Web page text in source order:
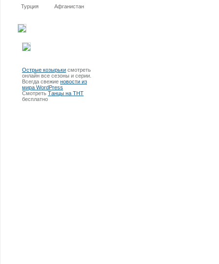
Турция Афганистан
Острые козырьки смотреть
онлайн все сезоны и серии.
Всегда свежие новости из
мира WordPress
Смотреть Танцы на ТНТ
бесплатно